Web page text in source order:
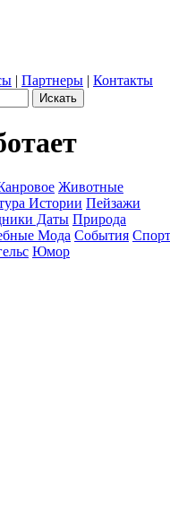
| Партнеры | Контакты
Животные
Истории Пейзажи
Даты Природа
Мода События Спорт
Юмор